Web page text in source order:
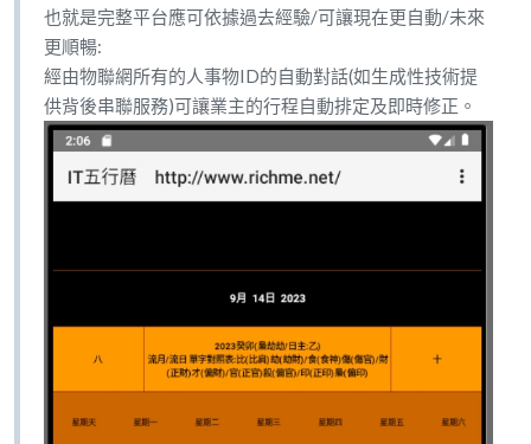
也就是完整平台應可依據過去經驗/可讓現在更自動/未來
更順暢:
經由物聯網所有的人事物ID的自動對話(如生成性技術提
供背後串聯服務)可讓業主的行程自動排定及即時修正。